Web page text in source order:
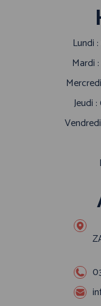
Lundi
Mardi
Jeudi